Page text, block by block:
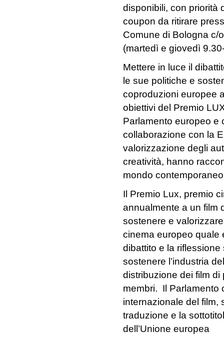
disponibili, con priorità
coupon da ritirare
Comune di Bologna c/
(martedì e giovedì
Mettere in luce il
le sue politiche e
coproduzioni europee
obiettivi del Premio
Parlamento europeo e
collaborazione con la
valorizzazione degli
creatività, hanno
mondo
Il Premio Lux, premio
annualmente a un film
sostenere e
cinema europeo quale
dibattito e la
sostenere l’industria
distribuzione dei film
membri. Il Parlamento
internazionale del film,
traduzione e la
dell’Unione europea